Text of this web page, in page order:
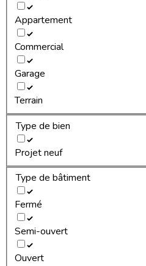
Appartement
Commercial
Garage
Terrain
Type de bien
Projet neuf
Type de bâtiment
Fermé
Semi-ouvert
Ouvert